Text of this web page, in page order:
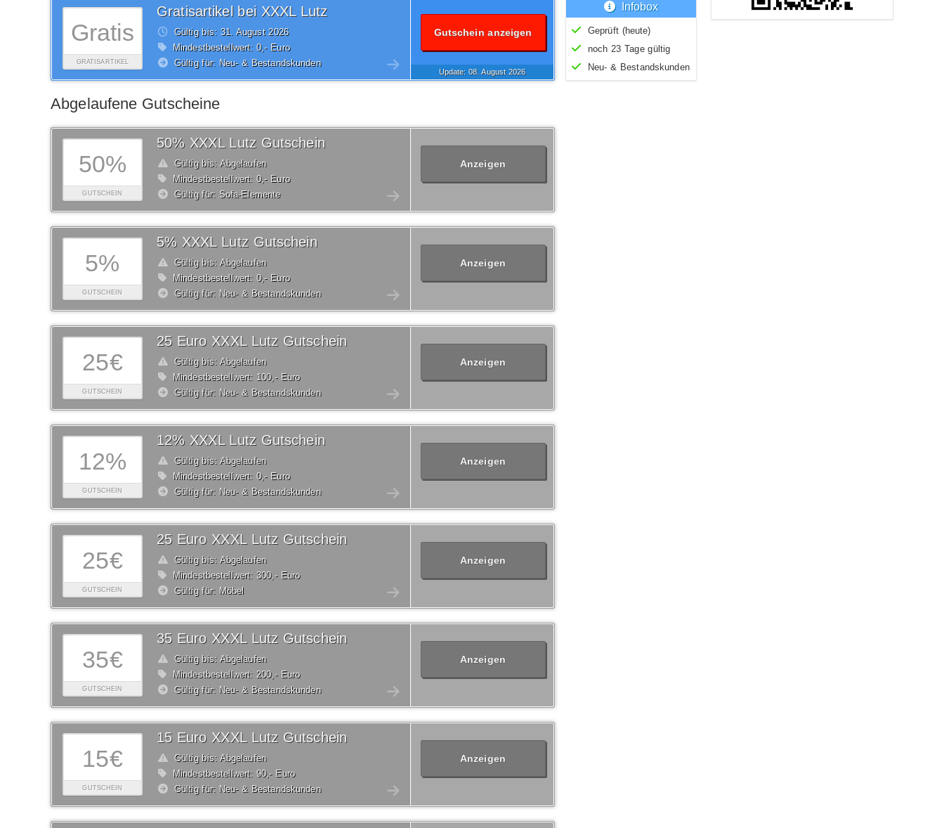
Gratis
GRATISARTIKEL
Gratisartikel bei XXXL Lutz
Gültig bis: 31. August2026
Mindestbestellwert: 0,- Euro
Gültig für: Neu- & Bestandskunden
Gutschein anzeigen
Update: 08.August2026
Infobox
Geprüft (heute)
noch 23 Tage gültig
Neu- & Bestandskunden
Abgelaufene Gutscheine
50%
GUTSCHEIN
50% XXXL Lutz Gutschein
Gültig bis: Abgelaufen
Mindestbestellwert: 0,- Euro
Gültig für: Sofa-Elemente
Anzeigen
5%
GUTSCHEIN
5% XXXL Lutz Gutschein
Gültig bis: Abgelaufen
Mindestbestellwert: 0,- Euro
Gültig für: Neu- & Bestandskunden
Anzeigen
25€
GUTSCHEIN
25 Euro XXXL Lutz Gutschein
Gültig bis: Abgelaufen
Mindestbestellwert: 100,- Euro
Gültig für: Neu- & Bestandskunden
Anzeigen
12%
GUTSCHEIN
12% XXXL Lutz Gutschein
Gültig bis: Abgelaufen
Mindestbestellwert: 0,- Euro
Gültig für: Neu- & Bestandskunden
Anzeigen
25€
GUTSCHEIN
25 Euro XXXL Lutz Gutschein
Gültig bis: Abgelaufen
Mindestbestellwert: 300,- Euro
Gültig für: Möbel
Anzeigen
35€
GUTSCHEIN
35 Euro XXXL Lutz Gutschein
Gültig bis: Abgelaufen
Mindestbestellwert: 200,- Euro
Gültig für: Neu- & Bestandskunden
Anzeigen
15€
GUTSCHEIN
15 Euro XXXL Lutz Gutschein
Gültig bis: Abgelaufen
Mindestbestellwert: 90,- Euro
Gültig für: Neu- & Bestandskunden
Anzeigen